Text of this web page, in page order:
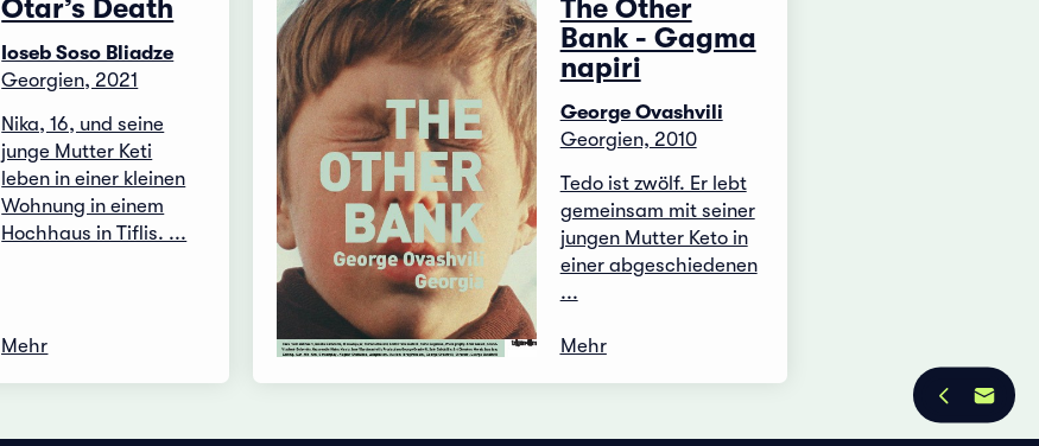
Otar’s Death
Ioseb Soso Bliadze
Georgien, 2021
Nika, 16, und seine
junge Mutter Keti
leben in einer kleinen
Wohnung in einem
Hochhaus in Tiflis. ...
Mehr
The Other
Bank - Gagma
napiri
George Ovashvili
Georgien, 2010
Tedo ist zwölf. Er lebt
gemeinsam mit seiner
jungen Mutter Keto in
einer abgeschiedenen
...
Mehr